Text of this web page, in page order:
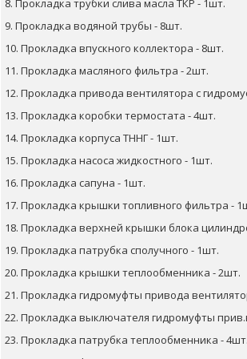
8. Прокладка трубки слива масла ТКР - 1шт.
9. Прокладка водяной трубы - 8шт.
10. Прокладка впускного коллектора - 8шт.
11. Прокладка масляного фильтра - 2шт.
12. Прокладка привода вентилятора с
13. Прокладка коробки термостата - 4шт.
14. Прокладка корпуса ТННГ - 1шт.
15. Прокладка насоса жидкостного - 1шт.
16. Прокладка сапуна - 1шт.
17. Прокладка крышки топливного фильтра -
18. Прокладка верхней крышки блока
19. Прокладка патрубка сполучного - 1шт.
20. Прокладка крышки теплообменника - 2шт.
21. Прокладка гидромуфты привода
22. Прокладка выключателя гидромуфты
23. Прокладка патрубка теплообменника - 4шт.